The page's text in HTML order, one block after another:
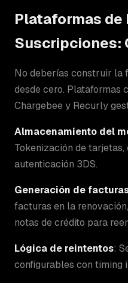
Plataformas de
Suscripciones:
No deberías construir la
desde cero. Plataformas
Chargebee y Recurly
Almacenamiento del
Tokenización de
autenticación 3DS.
Generación de
facturas en la
notas de crédito para
Lógica de reintentos:
configurables con timing